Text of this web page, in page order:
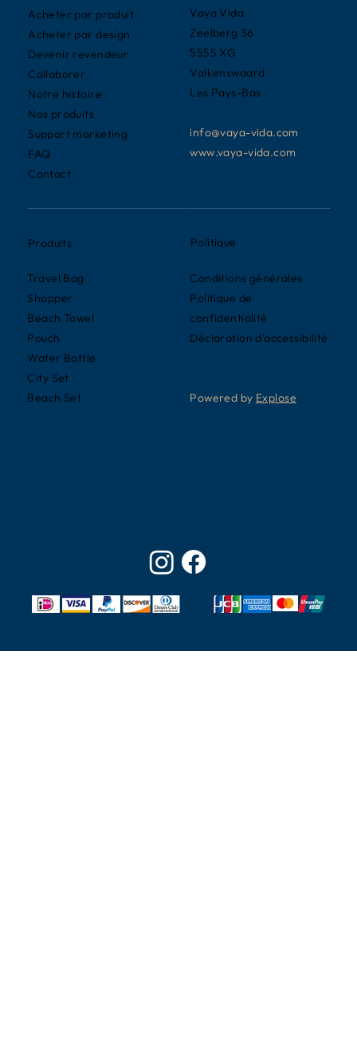
Vaya Vida
Zeelberg 36
5555 XG
Valkenswaard
Les Pays-Bas
info@vaya-vida.com
www.vaya-vida.com
Acheter par produit
Acheter par design
Devenir revendeur
Collaborer
Notre histoire
Nos produits
Support marketing
FAQ
Contact
Produits
Travel Bag
Shopper
Beach Towel
Pouch
Water Bottle
City Set
Beach Set
Politique
Conditions générales
Politique de
confidentialité
Déclaration d'accessibilité
Powered by Explose